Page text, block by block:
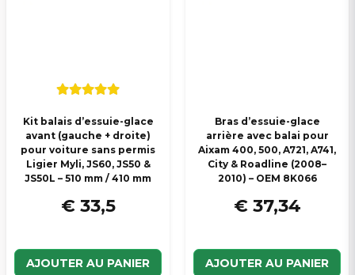
Kit balais d’essuie-glace
avant (gauche + droite)
pour voiture sans permis
Ligier Myli, JS60, JS50 &
JS50L – 510 mm / 410 mm
€ 33,5
AJOUTER AU PANIER
Bras d’essuie-glace
arrière avec balai pour
Aixam 400, 500, A721, A741,
City & Roadline (2008–
2010) – OEM 8K066
€ 37,34
AJOUTER AU PANIER